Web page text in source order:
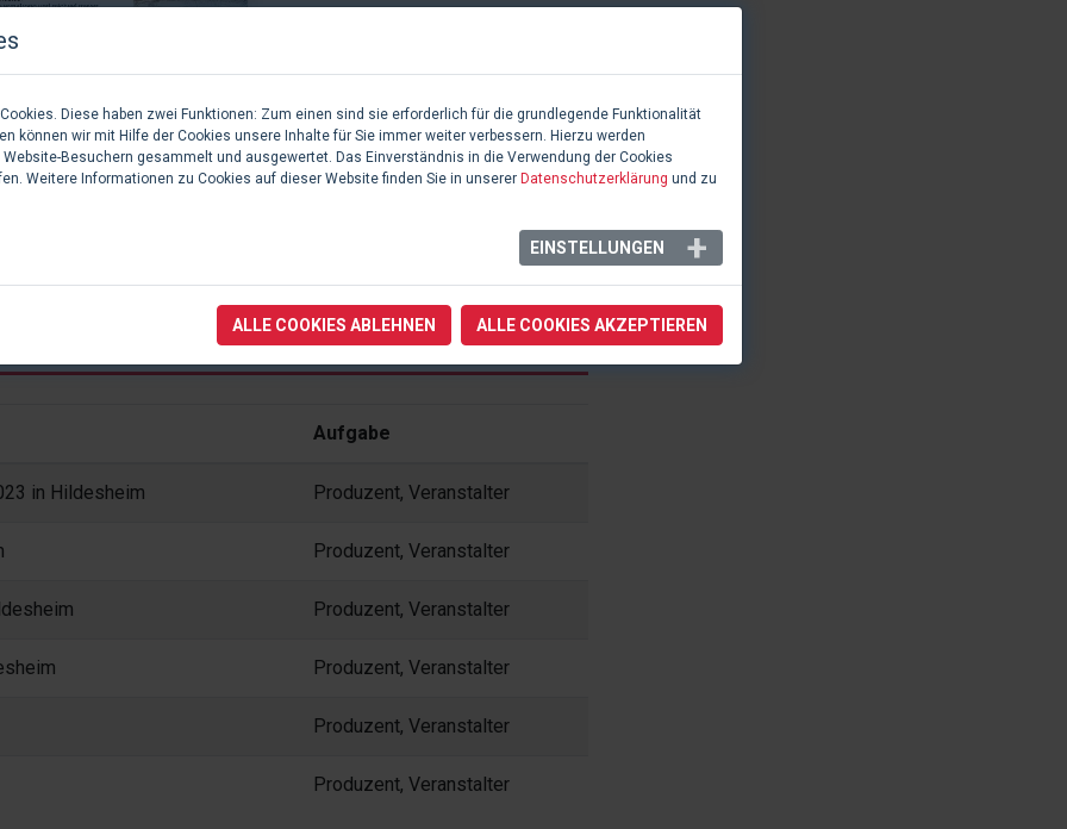
A)
Day's American Idiot
seit 16. April 2022
Aufgabe
in Hildesheim Produzent, Veranstalter
Produzent, Veranstalter
Produzent, Veranstalter
Produzent, Veranstalter
Produzent, Veranstalter
Produzent, Veranstalter
Diese haben zwei Funktionen: Zum einen sind sie erforderlich für die grundlegende Funktionalität
können wir mit Hilfe der Cookies unsere Inhalte für Sie immer weiter verbessern. Hierzu werden
Besuchern gesammelt und ausgewertet. Das Einverständnis in die Verwendung der Cookies
Weitere Informationen zu Cookies auf dieser Website finden Sie in unserer Datenschutzerklärung und zu
EINSTELLUNGEN
ALLE COOKIES ABLEHNEN ALLE COOKIES AKZEPTIEREN